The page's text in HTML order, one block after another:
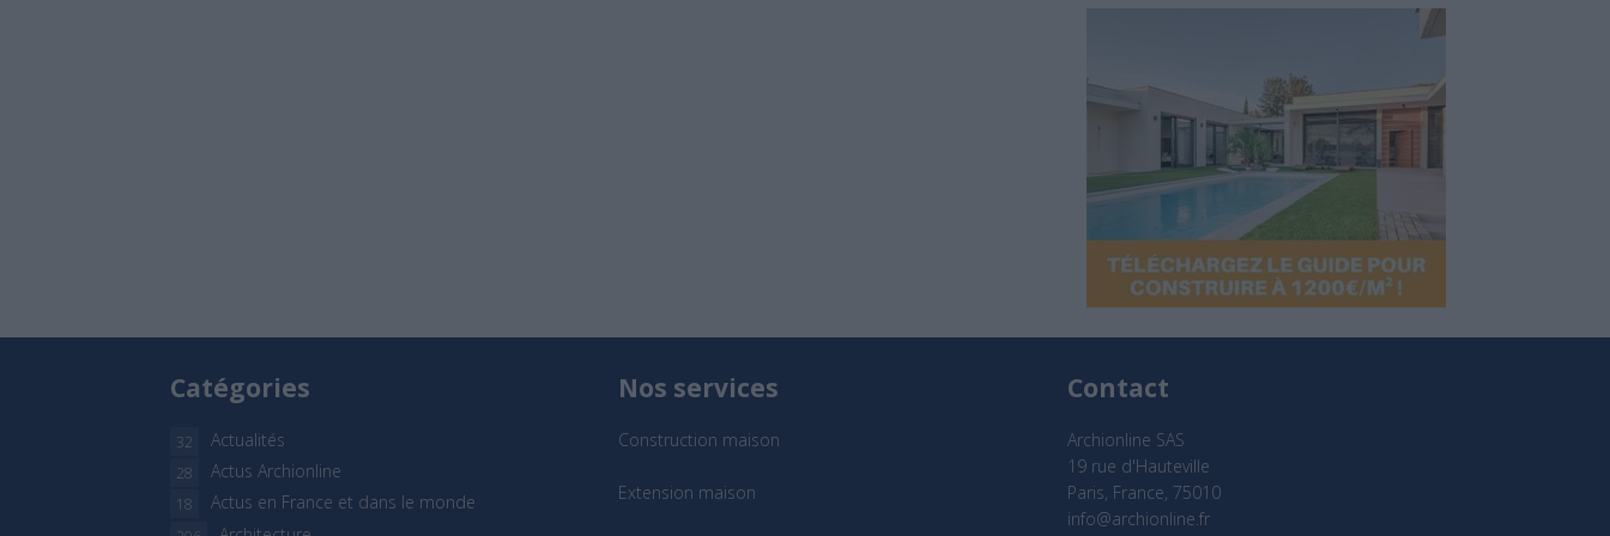
Catégories
Actualités
32
Actus Archionline
28
Actus en France et dans le monde
18
Nos services
Construction maison
Extension maison
Contact
Archionline SAS
19 rue d'Hauteville
Paris, France, 75010
info@archionline.fr